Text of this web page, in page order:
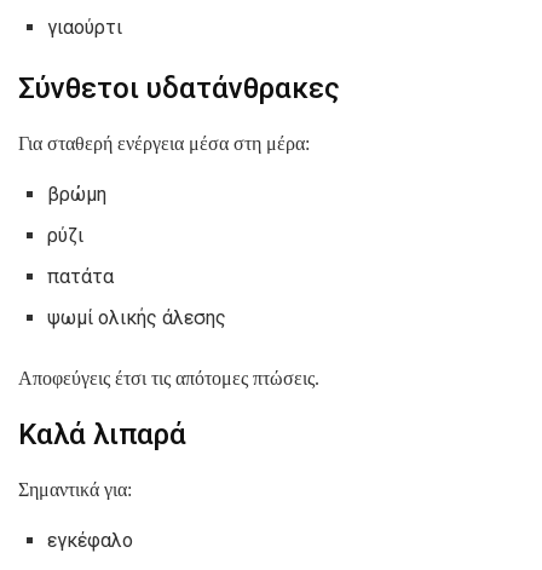
γιαούρτι
Σύνθετοι υδατάνθρακες
Για σταθερή ενέργεια μέσα στη μέρα:
βρώμη
ρύζι
πατάτα
ψωμί ολικής άλεσης
Αποφεύγεις έτσι τις απότομες πτώσεις.
Καλά λιπαρά
Σημαντικά για:
εγκέφαλο